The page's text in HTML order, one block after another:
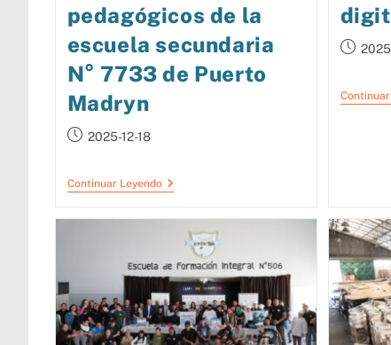
pedagógicos de la
escuela secundaria
N° 7733 de Puerto
Madryn
2025-12-18
Continuar Leyendo